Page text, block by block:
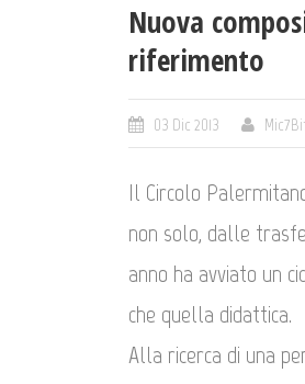
Nuova
riferimento
03 Dic 2013
Il Circolo
non solo, dalle
anno ha avviato un
che quella didattica.
Alla ricerca di una